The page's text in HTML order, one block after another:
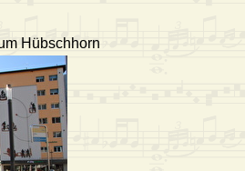
Hübschhorn